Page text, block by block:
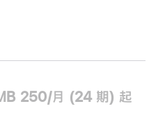
250/月 (24 期) 起